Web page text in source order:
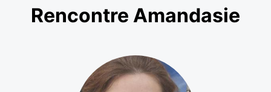
Rencontre Amandasie